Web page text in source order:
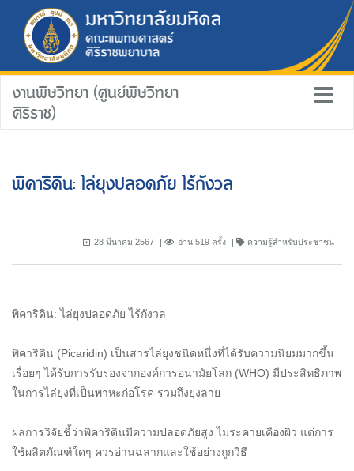
งานพิษวิทยา (ศูนย์พิษวิทยา
ศิริราช)
พิคาริดิน: ไล่ยุงปลอดภัย ไร้กังวล
28 มีนาคม 2567 อ่าน 519 ครั้ง ความรู้สำหรับประชาชน
พิคาริดิน: ไล่ยุงปลอดภัย ไร้กังวล
พิคาริดิน (Picaridin) เป็นสารไล่ยุงชนิดหนึ่งที่ได้รับความนิยมมากขึ้น
เรื่อยๆ ได้รับการรับรองจากองค์การอนามัยโลก (WHO) มีประสิทธิภาพ
ในการไล่ยุงที่เป็นพาหะก่อโรค รวมถึงยุงลาย
ผลการวิจัยชี้ว่าพิคาริดินมีความปลอดภัยสูง ไม่ระคายเคืองผิว แต่การ
ใช้ผลิตภัณฑ์ใดๆ ควรอ่านฉลากและใช้อย่างถูกวิธี